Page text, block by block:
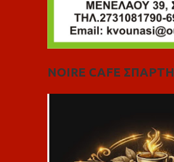
NOIRE CAFE ΣΠΑΡΤΗ